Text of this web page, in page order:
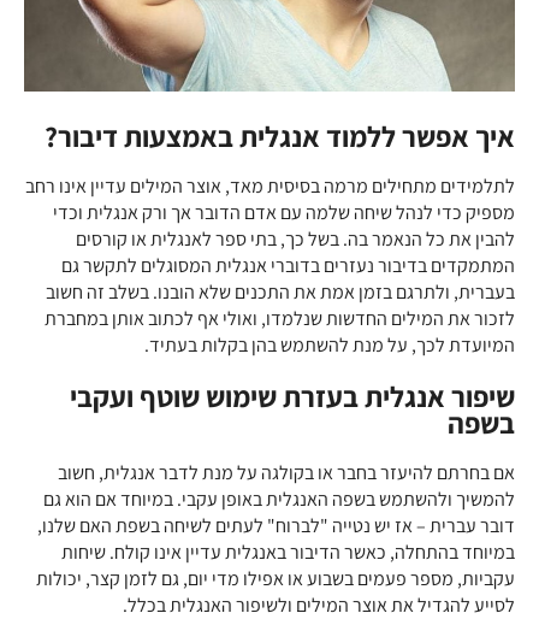
איך אפשר ללמוד אנגלית באמצעות דיבור?
לתלמידים מתחילים מרמה בסיסית מאד, אוצר המילים עדיין אינו רחב
מספיק כדי לנהל שיחה שלמה עם אדם הדובר אך ורק אנגלית וכדי
להבין את כל הנאמר בה. בשל כך, בתי ספר לאנגלית או קורסים
המתמקדים בדיבור נעזרים בדוברי אנגלית המסוגלים לתקשר גם
בעברית, ולתרגם בזמן אמת את התכנים שלא הובנו. בשלב זה חשוב
לזכור את המילים החדשות שנלמדו, ואולי אף לכתוב אותן במחברת
המיועדת לכך, על מנת להשתמש בהן בקלות בעתיד.
שיפור אנגלית בעזרת שימוש שוטף ועקבי
בשפה
אם בחרתם להיעזר בחבר או בקולגה על מנת לדבר אנגלית, חשוב
להמשיך ולהשתמש בשפה האנגלית באופן עקבי. במיוחד אם הוא גם
דובר עברית – אז יש נטייה "לברוח" לעתים לשיחה בשפת האם שלנו,
במיוחד בהתחלה, כאשר הדיבור באנגלית עדיין אינו קולח. שיחות
עקביות, מספר פעמים בשבוע או אפילו מדי יום, גם לזמן קצר, יכולות
לסייע להגדיל את אוצר המילים ולשיפור האנגלית בכלל.